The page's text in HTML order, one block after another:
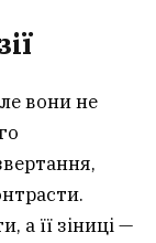
вони не
а її зіниці —